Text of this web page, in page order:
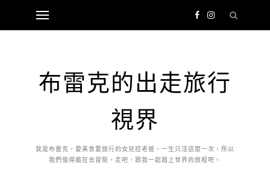
布雷克的出走旅行
視界
我是布雷克，愛美食愛旅行的女兒控老爸，一生只活這麼一次，所以
我們值得瘋狂去冒險，走吧，跟我一起踏上世界的旅程吧。